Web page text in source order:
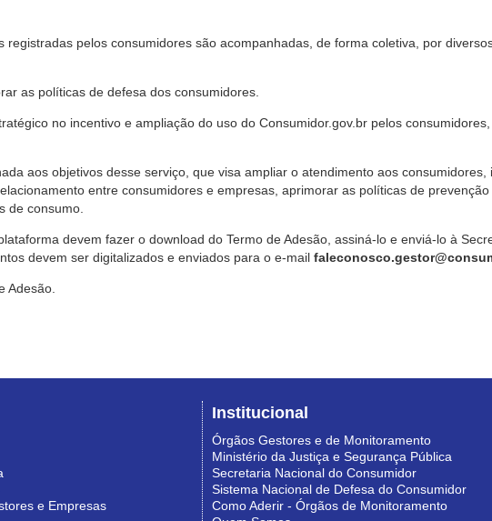
registradas pelos consumidores são acompanhadas, de forma coletiva, por
as políticas de defesa dos consumidores.
no incentivo e ampliação do uso do Consumidor.gov.br pelos
aos objetivos desse serviço, que visa ampliar o atendimento aos
entre consumidores e empresas, aprimorar as políticas de
de consumo.
devem fazer o download do Termo de Adesão, assiná-lo e enviá-lo à
devem ser digitalizados e enviados para o e-mail
Adesão.
e Empresas
Institucional
Órgãos Gestores e de Monitoramento
Ministério da Justiça e Segurança Pública
Secretaria Nacional do Consumidor
Sistema Nacional de Defesa do Consumidor
Como Aderir - Órgãos de Monitoramento